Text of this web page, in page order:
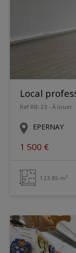
Local
Ref RIE-23 - À louer
EPERNAY
1 500 €
123.85 m²